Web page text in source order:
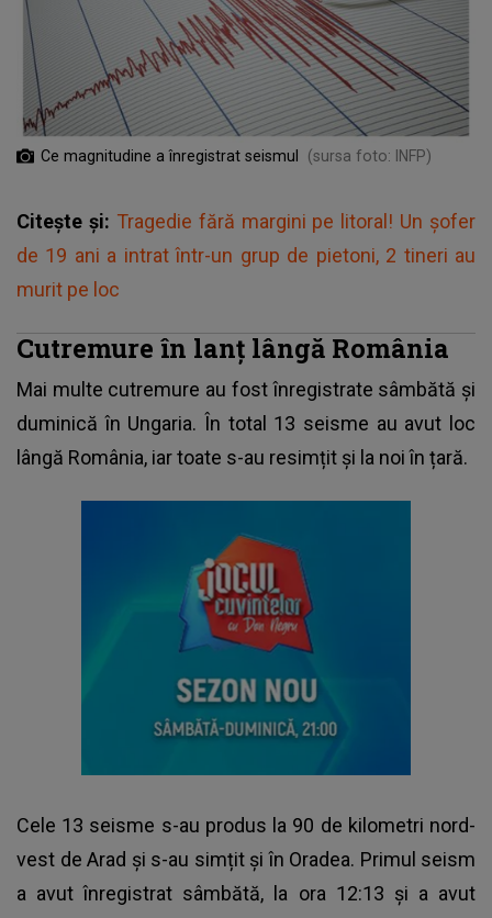
Ce magnitudine a înregistrat seismul (sursa foto: INFP)
Citește și: Tragedie fără margini pe litoral! Un șofer
de 19 ani a intrat într-un grup de pietoni, 2 tineri au
murit pe loc
Cutremure în lanț lângă România
Mai multe cutremure au fost înregistrate sâmbătă și
duminică în Ungaria. În total 13 seisme au avut loc
lângă România, iar toate s-au resimțit și la noi în țară.
Cele 13 seisme s-au produs la 90 de kilometri nord-
vest de Arad și s-au simțit și în Oradea. Primul seism
a avut înregistrat sâmbătă, la ora 12:13 și a avut